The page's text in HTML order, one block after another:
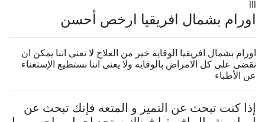
اورام بشمال افريقيا ارخص أحسن
اورام بشمال افريقيا الوقايه خير من العلاج لا تعنى اننا يمكن ان
نقضى على كل الامراض بالوقايه ولا يعنى اننا نستطيع الإستغناء
عن الأطباء
إذا كنت تبحث عن التميز و المتعه فإنك تبحث عن